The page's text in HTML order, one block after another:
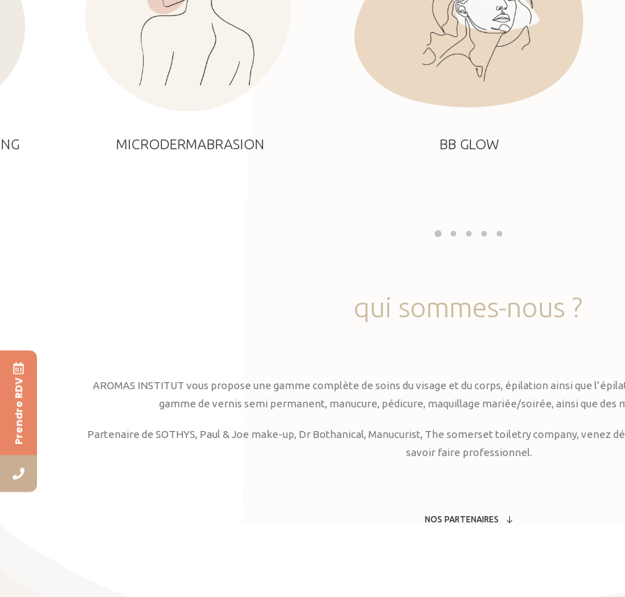
MICRODERMABRASION BB GLOW
qui sommes-nous ?
AROMAS INSTITUT vous propose une gamme complète de soins du visage et du corps, épilation ainsi que
gamme de vernis semi permanent, manucure, pédicure, maquillage mariée/soirée, ainsi que des
Partenaire de SOTHYS, Paul & Joe make-up, Dr Bothanical, Manucurist, The somerset toiletry company, venez
savoir faire professionnel.
NOS PARTENAIRES
Prendre RDV